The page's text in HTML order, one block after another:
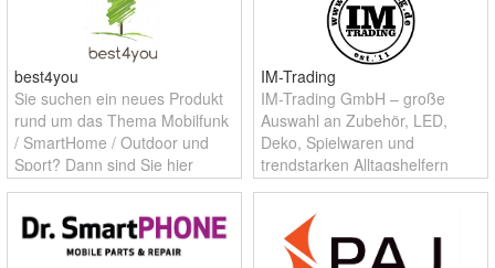
best4you
Sie suchen ein neues Produkt
rund um das Thema Mobilfunk
/ SmartHome / Outdoor und
Sport? Dann sind Sie hier
genau richtig! Schauen Sie sich
Produkte an.
IM-Trading
IM-Trading GmbH – große
Auswahl an Zubehör, LED,
Deko, Spielwaren und
trendstarken Alltagshelfern